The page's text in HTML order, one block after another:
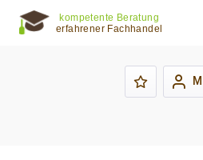
kompetente Beratung
erfahrener Fachhandel